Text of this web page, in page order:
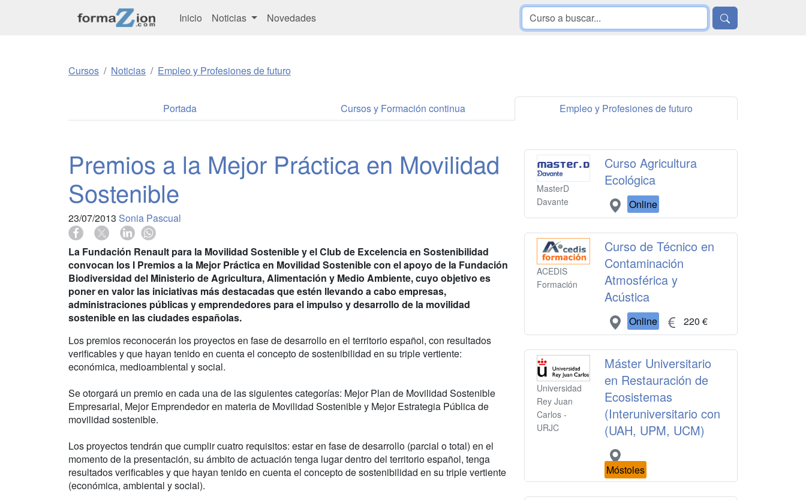
Inicio Noticias Novedades
Cursos Noticias Empleo y Profesiones de futuro
Portada Cursos y Formación continua Empleo y Profesiones de futuro
Premios a la Mejor Práctica en Movilidad
Sostenible
23/07/2013 Sonia Pascual
La Fundación Renault para la Movilidad Sostenible y el Club de Excelencia en Sostenibilidad
convocan los I Premios a la Mejor Práctica en Movilidad Sostenible con el apoyo de la Fundación
Biodiversidad del Ministerio de Agricultura, Alimentación y Medio Ambiente, cuyo objetivo es
poner en valor las iniciativas más destacadas que estén llevando a cabo empresas,
administraciones públicas y emprendedores para el impulso y desarrollo de la movilidad
sostenible en las ciudades españolas.
Los premios reconocerán los proyectos en fase de desarrollo en el territorio español, con resultados
verificables y que hayan tenido en cuenta el concepto de sostenibilidad en su triple vertiente:
económica, medioambiental y social.
Se otorgará un premio en cada una de las siguientes categorías: Mejor Plan de Movilidad Sostenible
Empresarial, Mejor Emprendedor en materia de Movilidad Sostenible y Mejor Estrategia Pública de
movilidad sostenible.
Los proyectos tendrán que cumplir cuatro requisitos: estar en fase de desarrollo (parcial o total) en el
momento de la presentación, su ámbito de actuación tenga lugar dentro del territorio español, tenga
resultados verificables y que hayan tenido en cuenta el concepto de sostenibilidad en su triple vertiente
(económica, ambiental y social).
MasterD
Davante
Curso Agricultura
Ecológica
Online
ACEDIS
Formación
Curso de Técnico en
Contaminación
Atmosférica y
Acústica
Online 220 €
Universidad
Rey Juan
Carlos -
URJC
Máster Universitario
en Restauración de
Ecosistemas
(Interuniversitario con
(UAH, UPM, UCM)
Móstoles